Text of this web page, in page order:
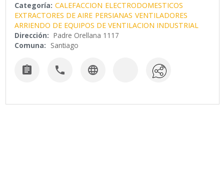
Categoría: CALEFACCION ELECTRODOMESTICOS
EXTRACTORES DE AIRE PERSIANAS VENTILADORES
ARRIENDO DE EQUIPOS DE VENTILACION INDUSTRIAL
Dirección: Padre Orellana 1117
Comuna: Santiago
  